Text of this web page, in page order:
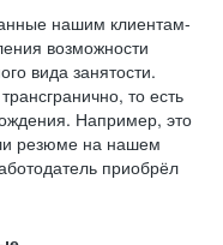
нашим клиентам-
возможности
вида занятости.
то есть
Например, это
резюме на нашем
приобрёл